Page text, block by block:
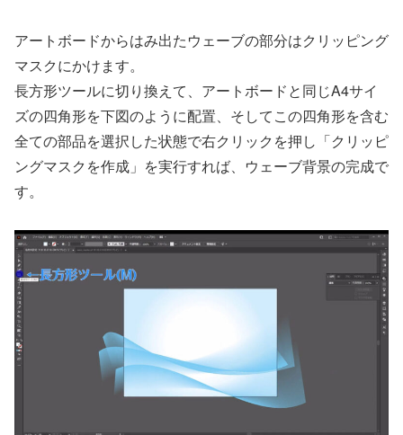
アートボードからはみ出たウェーブの部分はクリッピング
マスクにかけます。
長方形ツールに切り換えて、アートボードと同じA4サイ
ズの四角形を下図のように配置、そしてこの四角形を含む
全ての部品を選択した状態で右クリックを押し「クリッピ
ングマスクを作成」を実行すれば、ウェーブ背景の完成で
す。